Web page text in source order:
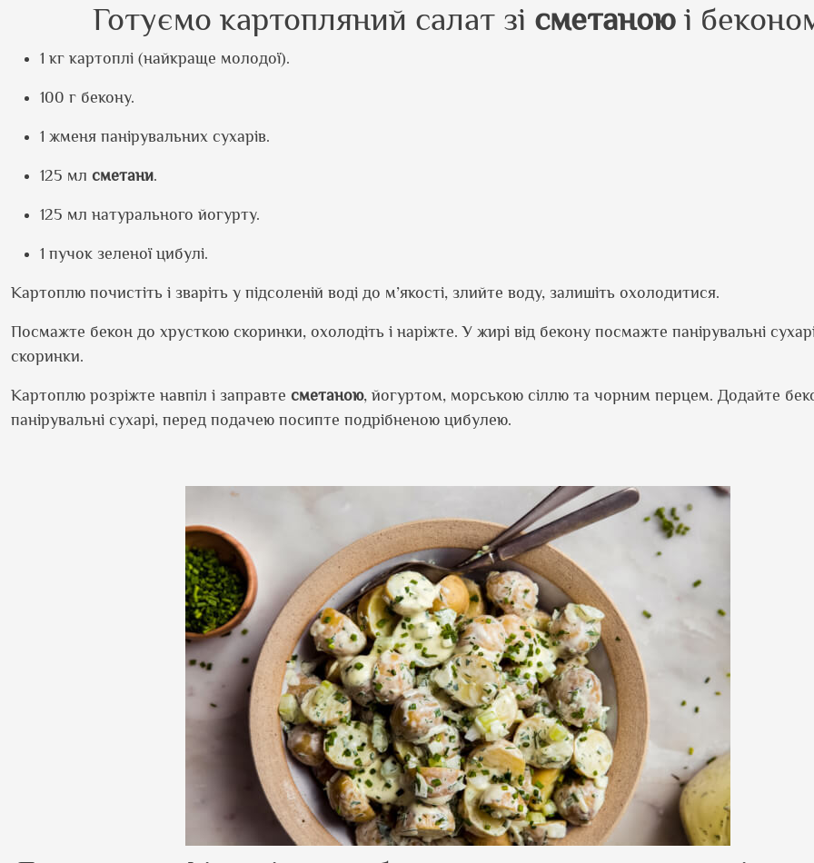
Готуємо картопляний салат зі сметаною і
1 кг картоплі (найкраще молодої).
100 г бекону.
1 жменя панірувальних сухарів.
125 мл сметани.
125 мл натурального йогурту.
1 пучок зеленої цибулі.
Картоплю почистіть і зваріть у підсоленій воді до м’якості, злийте воду, залишіть охолодитися.
Посмажте бекон до хрусткою скоринки, охолодіть і наріжте. У жирі від бекону посмажте панірувальні
скоринки.
Картоплю розріжте навпіл і заправте сметаною, йогуртом, морською сіллю та чорним перцем. Додайте
панірувальні сухарі, перед подачею посипте подрібненою цибулею.